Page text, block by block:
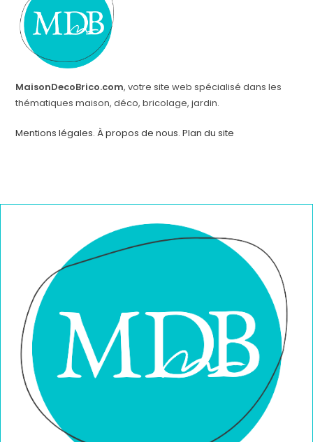
MaisonDecoBrico.com, votre site web spécialisé dans les
thématiques maison, déco, bricolage, jardin.
Mentions légales.À propos de nous.Plan du site